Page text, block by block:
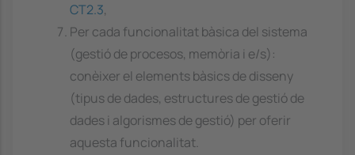
CT2.3,
Per cada funcionalitat bàsica del sistema
(gestió de procesos, memòria i e/s):
conèixer el elements bàsics de disseny
(tipus de dades, estructures de gestió de
dades i algorismes de gestió) per oferir
aquesta funcionalitat.